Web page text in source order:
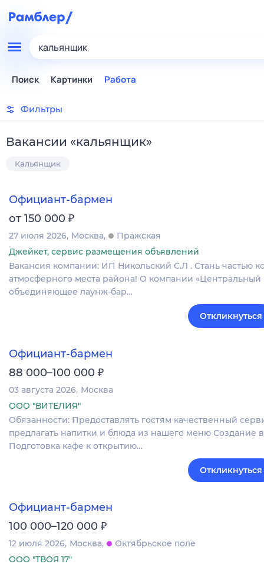
кальянщик
Поиск Картинки Работа
Фильтры
Вакансии «кальянщик»
Кальянщик
Официант-бармен
от 150 000 ₽
27 июля 2026 Москва
Пражская
Джейкет, сервис размещения объявлений
Вакансия компании: ИП Никольский С.Л . Стань частью
атмосферного места района! О компании
объединяющее лаунж-бар…
Откликнуться
Официант-бармен
88 000–100 000 ₽
03 августа 2026 Москва
ООО "ВИТЕЛИЯ"
Обязанности: Предоставлять гостям качественный
предлагать напитки и блюда из нашего меню Создание
Подготовка кафе к открытию…
Откликнуться
Официант-бармен
100 000–120 000 ₽
12 июля 2026 Москва
Октябрьское поле
ООО "ТВОЯ 17"